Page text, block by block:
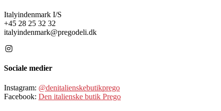
Italyindenmark I/S
+45 28 25 32 32
italyindenmark@pregodeli.dk
Sociale medier
Instagram: @denitalienskebutikprego
Facebook: Den italienske butik Prego